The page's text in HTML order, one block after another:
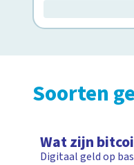
Soorten
Wat zijn
Digitaal geld op